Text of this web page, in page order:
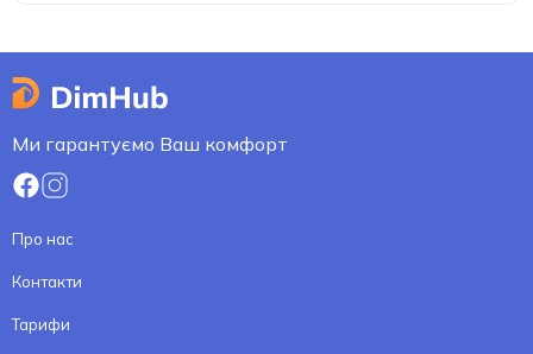
Ми гарантуємо Ваш комфорт
Про нас
Контакти
Тарифи